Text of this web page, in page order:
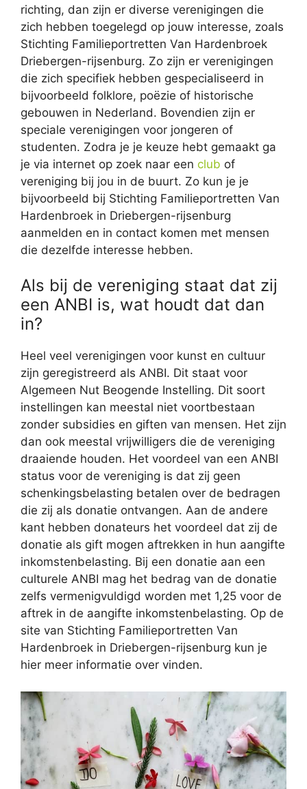
richting, dan zijn er diverse verenigingen die
zich hebben toegelegd op jouw interesse, zoals
Stichting Familieportretten Van Hardenbroek
Driebergen-rijsenburg. Zo zijn er verenigingen
die zich specifiek hebben gespecialiseerd in
bijvoorbeeld folklore, poëzie of historische
gebouwen in Nederland. Bovendien zijn er
speciale verenigingen voor jongeren of
studenten. Zodra je je keuze hebt gemaakt ga
je via internet op zoek naar een club of
vereniging bij jou in de buurt. Zo kun je je
bijvoorbeeld bij Stichting Familieportretten Van
Hardenbroek in Driebergen-rijsenburg
aanmelden en in contact komen met mensen
die dezelfde interesse hebben.
Als bij de vereniging staat dat zij
een ANBI is, wat houdt dat dan
in?
Heel veel verenigingen voor kunst en cultuur
zijn geregistreerd als ANBI. Dit staat voor
Algemeen Nut Beogende Instelling. Dit soort
instellingen kan meestal niet voortbestaan
zonder subsidies en giften van mensen. Het zijn
dan ook meestal vrijwilligers die de vereniging
draaiende houden. Het voordeel van een ANBI
status voor de vereniging is dat zij geen
schenkingsbelasting betalen over de bedragen
die zij als donatie ontvangen. Aan de andere
kant hebben donateurs het voordeel dat zij de
donatie als gift mogen aftrekken in hun aangifte
inkomstenbelasting. Bij een donatie aan een
culturele ANBI mag het bedrag van de donatie
zelfs vermenigvuldigd worden met 1,25 voor de
aftrek in de aangifte inkomstenbelasting. Op de
site van Stichting Familieportretten Van
Hardenbroek in Driebergen-rijsenburg kun je
hier meer informatie over vinden.